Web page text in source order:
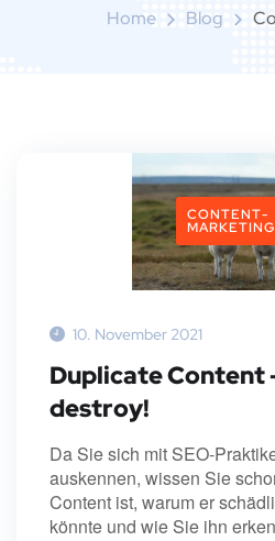
Home Blog
CONTENT-
MARKETING
10. November 2021
Duplicate Content
destroy!
Da Sie sich mit SEO-
auskennen, wissen Sie
Content ist, warum er
könnte und wie Sie ihn